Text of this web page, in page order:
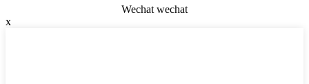
Wechat wechat
x